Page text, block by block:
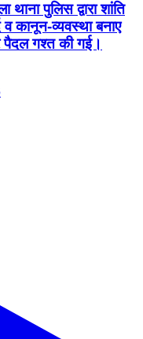
पुलिस द्वारा शांति
व कानून-व्यवस्था बनाए
पैदल गश्त की गई।